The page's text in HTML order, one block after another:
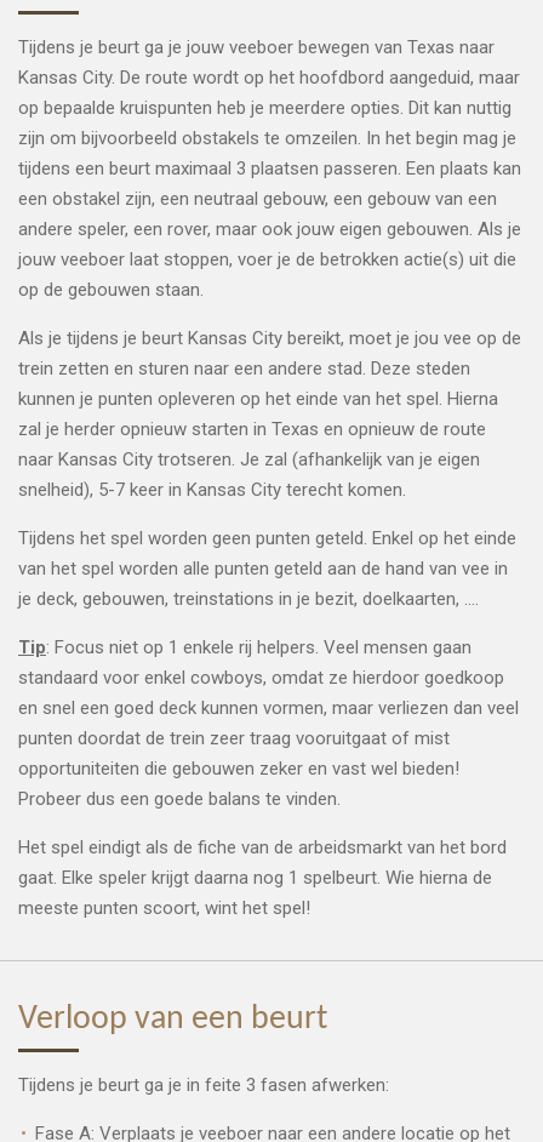
Tijdens je beurt ga je jouw veeboer bewegen van Texas naar
Kansas City. De route wordt op het hoofdbord aangeduid, maar
op bepaalde kruispunten heb je meerdere opties. Dit kan nuttig
zijn om bijvoorbeeld obstakels te omzeilen. In het begin mag je
tijdens een beurt maximaal 3 plaatsen passeren. Een plaats kan
een obstakel zijn, een neutraal gebouw, een gebouw van een
andere speler, een rover, maar ook jouw eigen gebouwen. Als je
jouw veeboer laat stoppen, voer je de betrokken actie(s) uit die
op de gebouwen staan.
Als je tijdens je beurt Kansas City bereikt, moet je jou vee op de
trein zetten en sturen naar een andere stad. Deze steden
kunnen je punten opleveren op het einde van het spel. Hierna
zal je herder opnieuw starten in Texas en opnieuw de route
naar Kansas City trotseren. Je zal (afhankelijk van je eigen
snelheid), 5-7 keer in Kansas City terecht komen.
Tijdens het spel worden geen punten geteld. Enkel op het einde
van het spel worden alle punten geteld aan de hand van vee in
je deck, gebouwen, treinstations in je bezit, doelkaarten, ....
Tip: Focus niet op 1 enkele rij helpers. Veel mensen gaan
standaard voor enkel cowboys, omdat ze hierdoor goedkoop
en snel een goed deck kunnen vormen, maar verliezen dan veel
punten doordat de trein zeer traag vooruitgaat of mist
opportuniteiten die gebouwen zeker en vast wel bieden!
Probeer dus een goede balans te vinden.
Het spel eindigt als de fiche van de arbeidsmarkt van het bord
gaat. Elke speler krijgt daarna nog 1 spelbeurt. Wie hierna de
meeste punten scoort, wint het spel!
Verloop van een beurt
Tijdens je beurt ga je in feite 3 fasen afwerken:
Fase A: Verplaats je veeboer naar een andere locatie op het